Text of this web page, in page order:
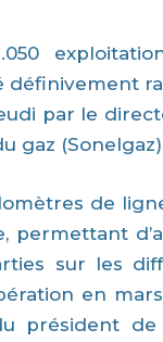
définivement
par le
gaz
de
permettant
sur les
en
président de